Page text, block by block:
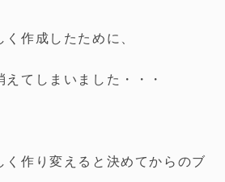
作成したために、
てしまいました・・・
く作り変えると決めてからのブ